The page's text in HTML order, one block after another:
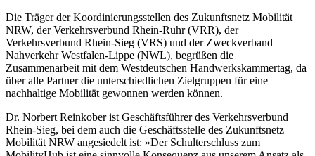
Die Träger der Koordinierungsstellen des Zukunftsnetz Mobilität
NRW, der Verkehrsverbund Rhein-Ruhr (VRR), der
Verkehrsverbund Rhein-Sieg (VRS) und der Zweckverband
Nahverkehr Westfalen-Lippe (NWL), begrüßen die
Zusammenarbeit mit dem Westdeutschen Handwerkskammertag, da
über alle Partner die unterschiedlichen Zielgruppen für eine
nachhaltige Mobilität gewonnen werden können.
Dr. Norbert Reinkober ist Geschäftsführer des Verkehrsverbund
Rhein-Sieg, bei dem auch die Geschäftsstelle des Zukunftsnetz
Mobilität NRW angesiedelt ist: »Der Schulterschluss zum